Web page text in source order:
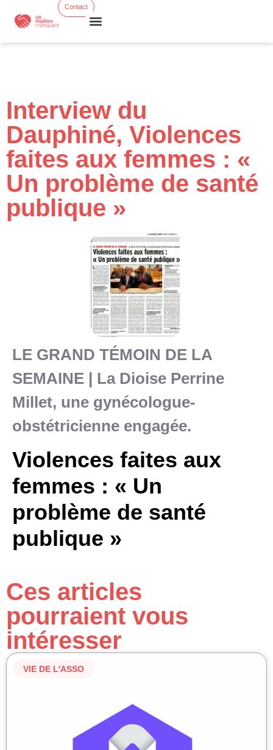
Contact
Interview du
Dauphiné, Violences
faites aux femmes : «
Un problème de santé
publique »
LE GRAND TÉMOIN DE LA
SEMAINE | La Dioise Perrine
Millet, une gynécologue-
obstétricienne engagée.
Violences faites aux
femmes : « Un
problème de santé
publique »
Ces articles
pourraient vous
intéresser
VIE DE L'ASSO